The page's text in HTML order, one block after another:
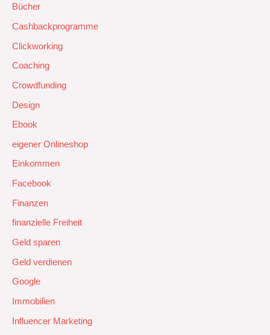
Bücher
Cashbackprogramme
Clickworking
Coaching
Crowdfunding
Design
Ebook
eigener Onlineshop
Einkommen
Facebook
Finanzen
finanzielle Freiheit
Geld sparen
Geld verdienen
Google
Immobilien
Influencer Marketing